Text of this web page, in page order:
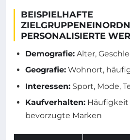
BEISPIELHAFTE
PERSONALISIERTE
Demografie: Alter,
Geografie: Wohnort,
Interessen: Sport, Mode,
Kaufverhalten: Häufigkeit
bevorzugte Marken